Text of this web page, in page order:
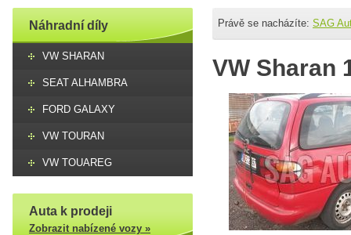
Náhradní díly
VW SHARAN
SEAT ALHAMBRA
FORD GALAXY
VW TOURAN
VW TOUAREG
Auta k prodeji
Zobrazit nabízené vozy »
Právě se nacházíte: SAG
VW Sharan